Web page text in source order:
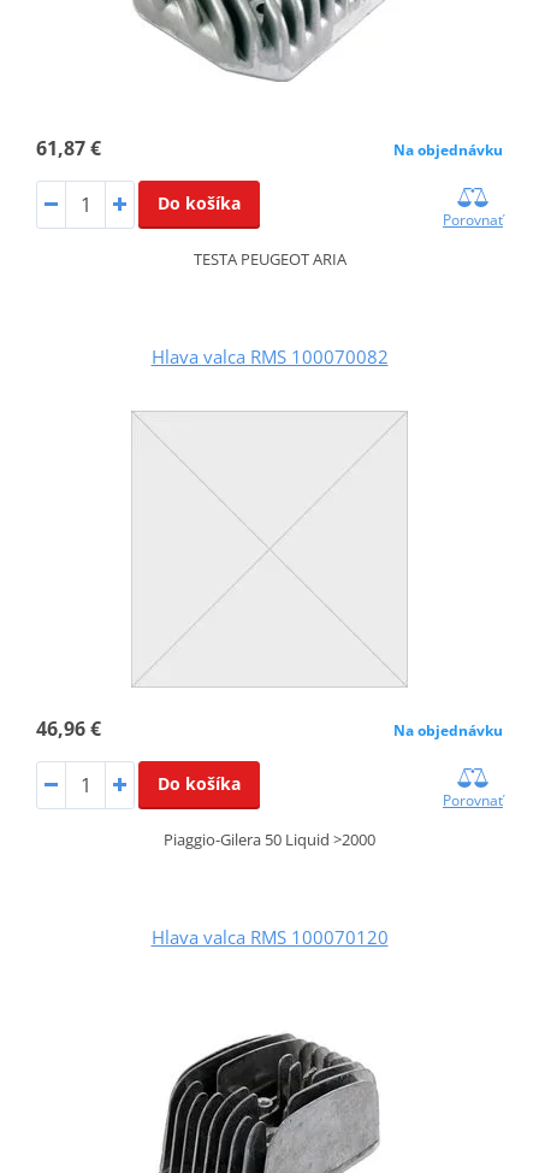
61,87 € Na objednávku
Do košíka
Porovnať
TESTA PEUGEOT ARIA
Hlava valca RMS 100070082
46,96 € Na objednávku
Do košíka
Porovnať
Piaggio-Gilera 50 Liquid >2000
Hlava valca RMS 100070120